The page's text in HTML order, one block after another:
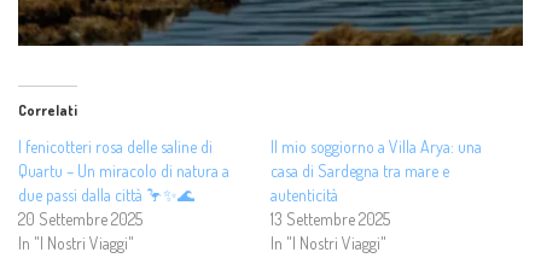
Correlati
I fenicotteri rosa delle saline di
Quartu – Un miracolo di natura a
due passi dalla città 🦩✨🌊
20 Settembre 2025
In "I Nostri Viaggi"
Il mio soggiorno a Villa Arya: una
casa di Sardegna tra mare e
autenticità
13 Settembre 2025
In "I Nostri Viaggi"